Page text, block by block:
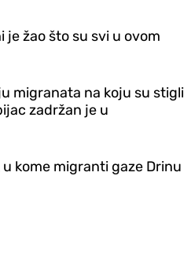
je žao što su svi u ovom
migranata na koju su stigli
zadržan je u
kome migranti gaze Drinu